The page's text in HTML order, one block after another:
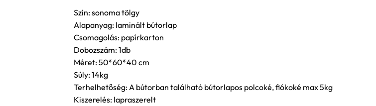
Szín: sonoma tölgy
Alapanyag: laminált bútorlap
Csomagolás: papírkarton
Dobozszám: 1db
Méret: 50*60*40 cm
Súly: 14kg
Terhelhetőség: A bútorban található bútorlapos polcoké, fiókoké max 5kg
Kiszerelés: lapraszerelt